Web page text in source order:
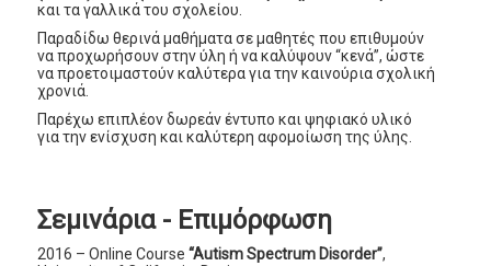
και τα γαλλικά του σχολείου.
Παραδίδω θερινά μαθήματα σε μαθητές που επιθυμούν
να προχωρήσουν στην ύλη ή να καλύψουν “κενά”, ώστε
να προετοιμαστούν καλύτερα για την καινούρια σχολική
χρονιά.
Παρέχω επιπλέον δωρεάν έντυπο και ψηφιακό υλικό
για την ενίσχυση και καλύτερη αφομοίωση της ύλης.
Σεμινάρια - Επιμόρφωση
2016 – Online Course“Autism Spectrum Disorder”,